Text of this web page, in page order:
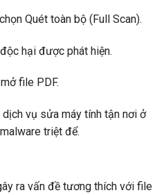
Quét toàn bộ (Full Scan).
hại được phát hiện.
file PDF.
vụ sửa máy tính tận nơi ở
triệt để.
ra vấn đề tương thích với file